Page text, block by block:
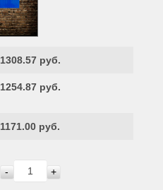
1308.57 руб.
1254.87 руб.
1171.00 руб.
- +